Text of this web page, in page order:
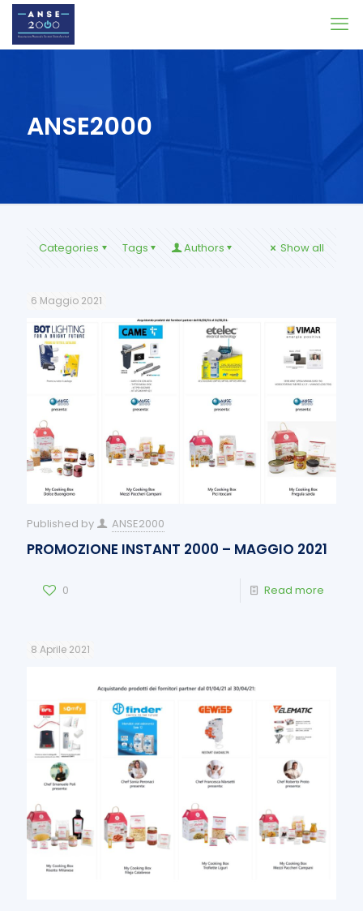
ANSE2000
Categories Tags Authors Show all
6 Maggio 2021
Published by ANSE2000
PROMOZIONE INSTANT 2000 – MAGGIO 2021
0 Read more
8 Aprile 2021